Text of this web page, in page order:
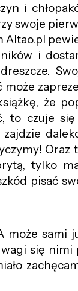
i
swoje
i
że
to czuje
Oraz
tylko
pisać
może sami
się nimi